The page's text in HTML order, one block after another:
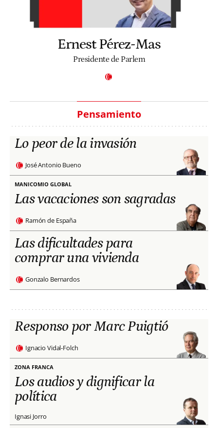
Ernest Pérez-Mas
Presidente de Parlem
Pensamiento
Lo peor de la invasión
José Antonio Bueno
MANICOMIO GLOBAL
Las vacaciones son sagradas
Ramón de España
Las dificultades para
comprar una vivienda
Gonzalo Bernardos
Responso por Marc Puigtió
Ignacio Vidal-Folch
ZONA FRANCA
Los audios y dignificar la
política
Ignasi Jorro